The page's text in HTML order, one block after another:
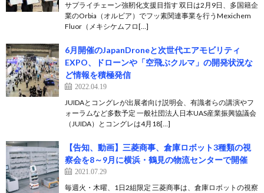
サプライチェーン強靭化支援目指す 双日は2月9日、多国籍企
業のOrbia（オルビア）でフッ素関連事業を行うMexichem
Fluor（メキシケムフロ[…]
6月開催のJapanDroneと次世代エアモビリティ
EXPO、ドローンや「空飛ぶクルマ」の開発状況な
ど情報を積極発信
2022.04.19
JUIDAとコングレが出展者向け説明会、有識者らの講演やフ
ォーラムなど多数予定 一般社団法人日本UAS産業振興協議会
（JUIDA）とコングレは4月18[…]
【告知、動画】三菱商事、倉庫ロボット3種類の視
察会を8～9月に横浜・鶴見の物流センターで開催
2021.07.29
毎週火・木曜、1日2組限定 三菱商事は、倉庫ロボットの視察